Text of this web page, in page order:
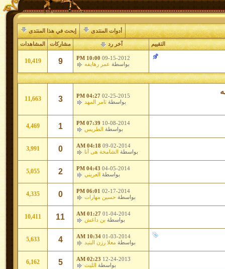
أدوات المنتدى إبحث في هذا المنتدى
التقييم آخر رد مشاركات المشاهدات
09-15-2012
10:00 PM
بواسطة عمر رهايفه 9
10,419
02-25-2015
04:27 PM
بواسطة ثامر المهد 3
11,663
10-08-2014
07:39 PM
بواسطة الطريس 1
4,469
09-02-2014
04:18 AM
بواسطة الشامخة هى أنا 0
3,991
04-05-2014
04:43 PM
بواسطة العريني 2
5,055
02-17-2014
06:01 PM
بواسطة حسين مهارات 0
4,335
01-04-2014
01:27 AM
بواسطة بن داغش 11
10,411
01-03-2014
10:34 AM
بواسطة معلا رزن البنيد 4
5,633
12-24-2013
02:23 AM
بواسطة الليث 5
6,162